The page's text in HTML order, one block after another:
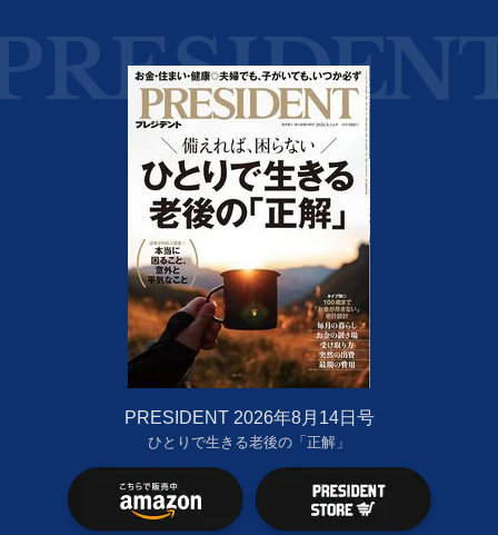
PRESIDENT 2026年8月14日号
ひとりで生きる老後の「正解」